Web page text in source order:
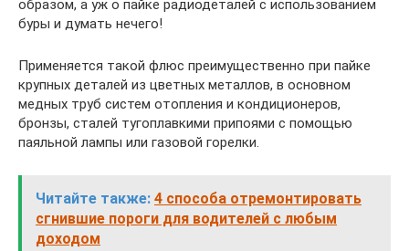
образом, а уж о пайке радиодеталей с использованием
буры и думать нечего!
Применяется такой флюс преимущественно при пайке
крупных деталей из цветных металлов, в основном
медных труб систем отопления и кондиционеров,
бронзы, сталей тугоплавкими припоями с помощью
паяльной лампы или газовой горелки.
Читайте также: 4 способа отремонтировать
сгнившие пороги для водителей с любым
доходом